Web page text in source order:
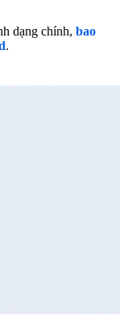
dạng chính, bao
.